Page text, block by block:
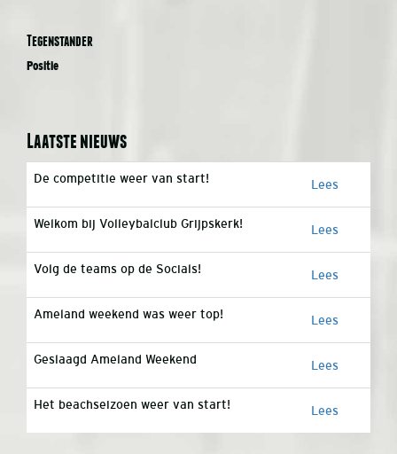
Tegenstander
Positie
Laatste nieuws
De competitie weer van start! Lees
Welkom bij Volleybalclub Grijpskerk! Lees
Volg de teams op de Socials! Lees
Ameland weekend was weer top! Lees
Geslaagd Ameland Weekend Lees
Het beachseizoen weer van start! Lees